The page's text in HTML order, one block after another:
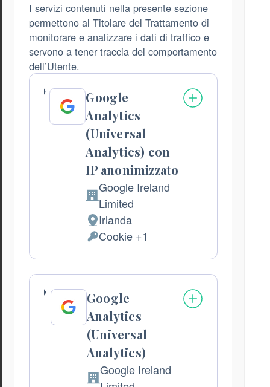
I servizi contenuti nella presente sezione
permettono al Titolare del Trattamento di
monitorare e analizzare i dati di traffico e
servono a tener traccia del comportamento
dell’Utente.
Google
Analytics
(Universal
Analytics) con
IP anonimizzato
Azienda:
Google Ireland
Limited
Luogo
del
trattamento:
Irlanda
Dati
Personali
trattati:
Cookie +1
Google
Analytics
(Universal
Analytics)
Google Ireland